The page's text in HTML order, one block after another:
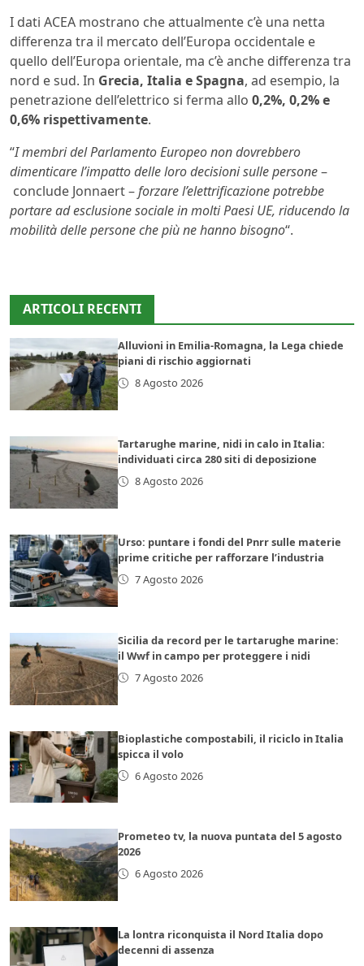
I dati ACEA mostrano che attualmente c’è una netta
differenza tra il mercato dell’Europa occidentale e
quello dell’Europa orientale, ma c’è anche differenza tra
nord e sud. In Grecia, Italia e Spagna, ad esempio, la
penetrazione dell’elettrico si ferma allo 0,2%, 0,2% e
0,6% rispettivamente.
“I membri del Parlamento Europeo non dovrebbero
dimenticare l’impatto delle loro decisioni sulle persone–
conclude Jonnaert –forzare l’elettrificazione potrebbe
portare ad esclusione sociale in molti Paesi UE, riducendo la
mobilità delle persone che più ne hanno bisogno“.
ARTICOLI RECENTI
Alluvioni in Emilia-Romagna, la Lega chiede
piani di rischio aggiornati
8 Agosto 2026
Tartarughe marine, nidi in calo in Italia:
individuati circa 280 siti di deposizione
8 Agosto 2026
Urso: puntare i fondi del Pnrr sulle materie
prime critiche per rafforzare l’industria
7 Agosto 2026
Sicilia da record per le tartarughe marine:
il Wwf in campo per proteggere i nidi
7 Agosto 2026
Bioplastiche compostabili, il riciclo in Italia
spicca il volo
6 Agosto 2026
Prometeo tv, la nuova puntata del 5 agosto
2026
6 Agosto 2026
La lontra riconquista il Nord Italia dopo
decenni di assenza